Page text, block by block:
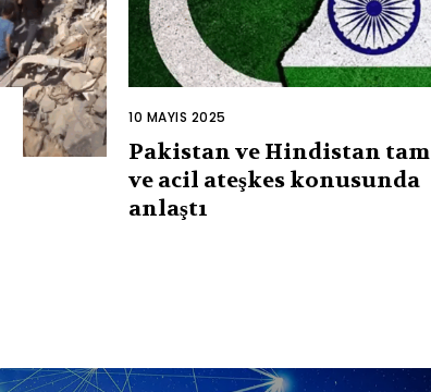
10 MAYIS 2025
Pakistan ve Hindistan tam
ve acil ateşkes konusunda
anlaştı